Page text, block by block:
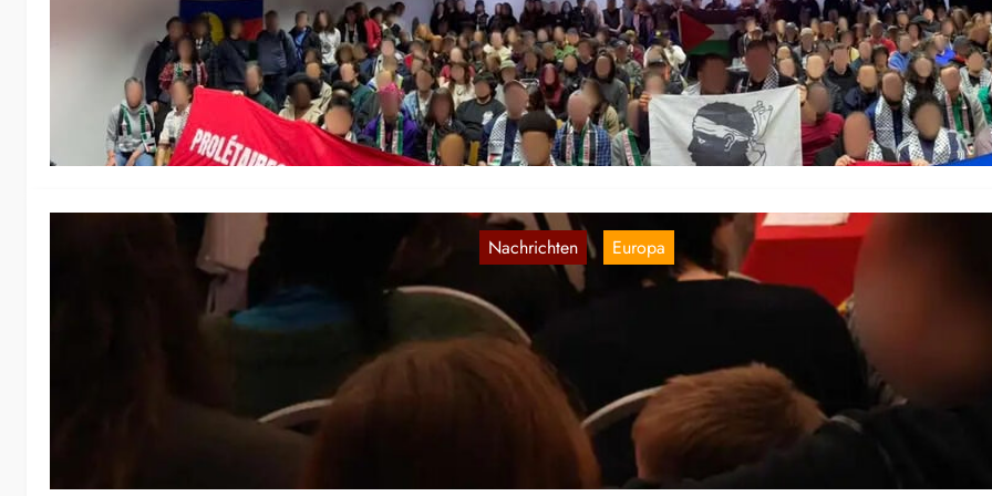
Antiimperialistischen Liga Frankreich
6. März 2026
Wir veröffentlichen hier eine inoffizielle Übersetzung einer Erklärung
AIL Frankreich: Die Auftaktkonferenz der Antiimperialistischen Liga
400 Teilnehmern ein voller Erfolg. Aufgrund des…
Nachrichten
,
Europa
Norwegen: Erfolgreiche antiimperialistische
Veranstaltung im Februar
28. Feb. 2026
Wir veröffentlichen hiermit eine inoffizielle Übersetzung eines Berichts
von Kampkomiteen. Aktivisten vom Kampkomiteen nahmen an einer
Veranstaltung im Februar in Oslo teil, bei der sich…